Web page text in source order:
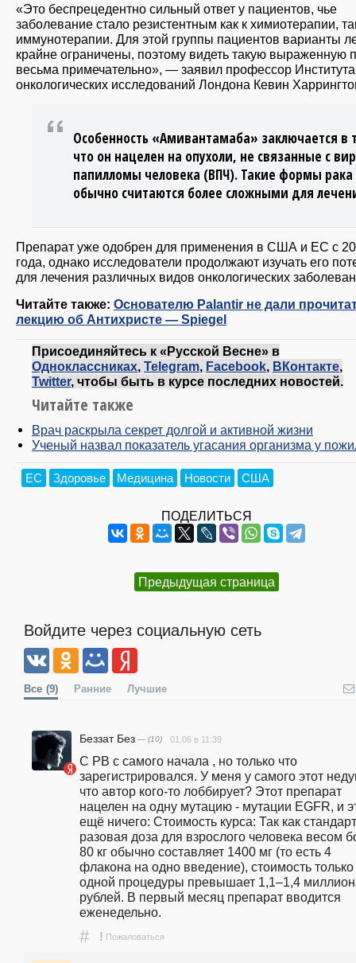
«Это беспрецедентно сильный ответ у пациентов, чье
заболевание стало резистентным как к химиотерапии,
иммунотерапии. Для этой группы пациентов варианты
крайне ограничены, поэтому видеть такую выраженную
весьма примечательно», — заявил профессор Института
онкологических исследований Лондона Кевин
Особенность «Амивантамаба» заключается в
что он нацелен на опухоли, не связанные с
папилломы человека (ВПЧ). Такие формы рака
обычно считаются более сложными для
Препарат уже одобрен для применения в США и ЕС с
года, однако исследователи продолжают изучать его
для лечения различных видов онкологических
Читайте также: Основателю Palantir не дали
лекцию об Антихристе — Spiegel
Присоединяйтесь к «Русской Весне» в
Одноклассниках, Telegram, Facebook, ВКонтакте,
Twitter, чтобы быть в курсе последних новостей.
Читайте также
Врач раскрыла секрет долгой и активной жизни
Ученый назвал показатель угасания организма у
ЕС Здоровье Медицина Новости США
ПОДЕЛИТЬСЯ
Предыдущая страница
Войдите через социальную сеть
Все (9) Ранние Лучшие
Беззат Без — (10) 01.06 в 11:39
С РВ с самого начала , но только что
зарегистрировался. У меня у самого этот
что автор кого-то лоббирует? Этот препарат
нацелен на одну мутацию - мутации EGFR, и
ещё ничего: Стоимость курса: Так как
разовая доза для взрослого человека весом
80 кг обычно составляет 1400 мг (то есть 4
флакона на одно введение), стоимость только
одной процедуры превышает 1,1–1,4
рублей. В первый месяц препарат вводится
еженедельно.
# ! Пожаловаться